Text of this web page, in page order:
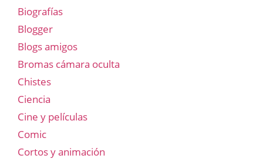
Biografías
Blogger
Blogs amigos
Bromas cámara oculta
Chistes
Ciencia
Cine y películas
Comic
Cortos y animación